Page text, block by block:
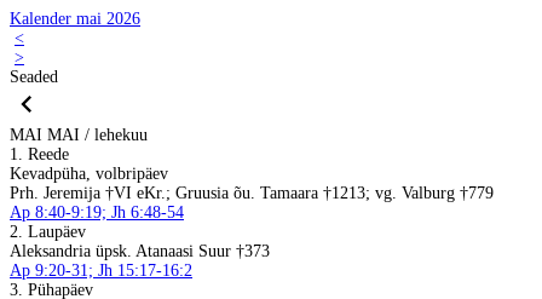
Kalender mai 2026
<
>
Seaded
MAI MAI / lehekuu
1. Reede
Kevadpüha, volbripäev
Prh. Jeremija †VI eKr.; Gruusia õu. Tamaara †1213; vg. Valburg †779
Ap 8:40-9:19; Jh 6:48-54
2. Laupäev
Aleksandria üpsk. Atanaasi Suur †373
Ap 9:20-31; Jh 15:17-16:2
3. Pühapäev